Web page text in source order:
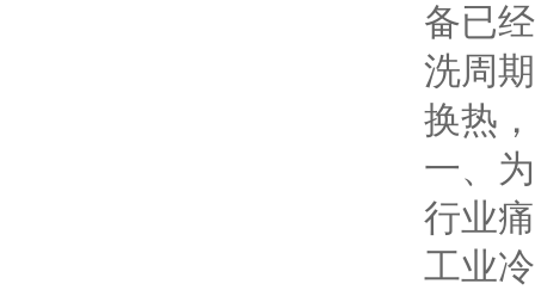
备已
洗周
换热
一、
行业
工业